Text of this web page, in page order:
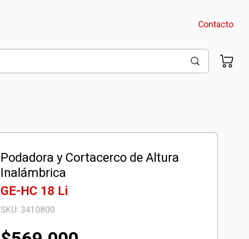
Contacto
Podadora y Cortacerco de Altura
Inalámbrica
GE-HC 18 Li
SKU: 3410800
¡Llevalos juntos!